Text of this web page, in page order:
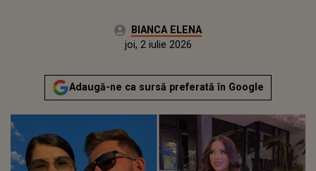
Autor:BIANCA ELENA
Publicat:
joi, 2 iulie 2026
Adaugă-ne ca sursă preferată în Google